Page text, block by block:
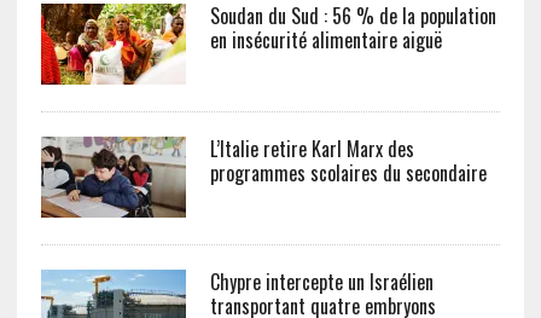
Soudan du Sud : 56 % de la population
en insécurité alimentaire aiguë
L’Italie retire Karl Marx des
programmes scolaires du secondaire
Chypre intercepte un Israélien
transportant quatre embryons